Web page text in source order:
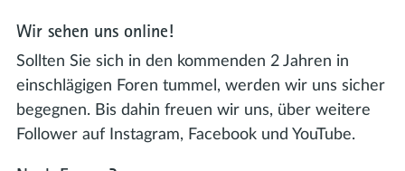
Wir sehen uns online!
Sollten Sie sich in den kommenden 2 Jahren in
einschlägigen Foren tummel, werden wir uns sicher
begegnen. Bis dahin freuen wir uns, über weitere
Follower auf Instagram, Facebook und YouTube.